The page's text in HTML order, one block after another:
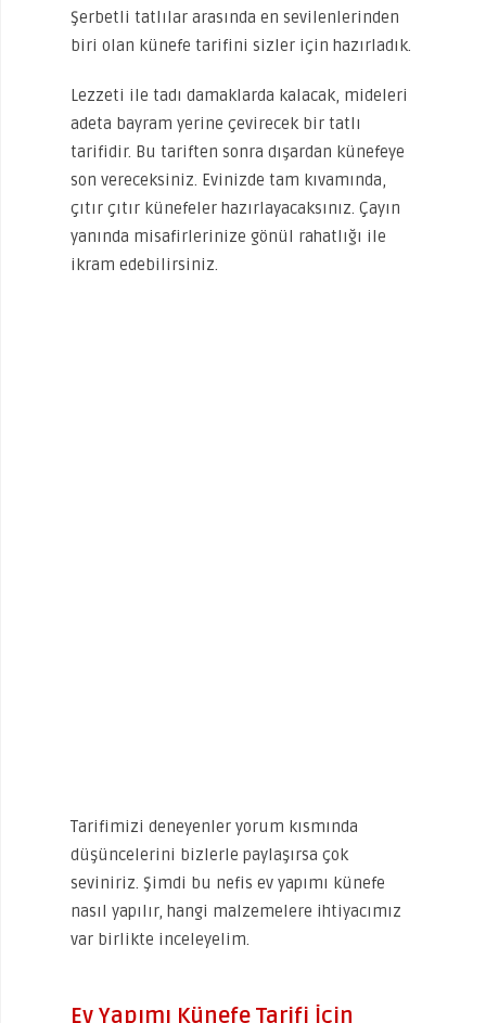
Şerbetli tatlılar arasında en sevilenlerinden
biri olan künefe tarifini sizler için hazırladık.
Lezzeti ile tadı damaklarda kalacak, mideleri
adeta bayram yerine çevirecek bir tatlı
tarifidir. Bu tariften sonra dışardan künefeye
son vereceksiniz. Evinizde tam kıvamında,
çıtır çıtır künefeler hazırlayacaksınız. Çayın
yanında misafirlerinize gönül rahatlığı ile
ikram edebilirsiniz.
Tarifimizi deneyenler yorum kısmında
düşüncelerini bizlerle paylaşırsa çok
seviniriz. Şimdi bu nefis ev yapımı künefe
nasıl yapılır, hangi malzemelere ihtiyacımız
var birlikte inceleyelim.
Ev Yapımı Künefe Tarifi İçin